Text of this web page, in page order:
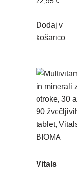
Dodaj v
košarico
Vitals